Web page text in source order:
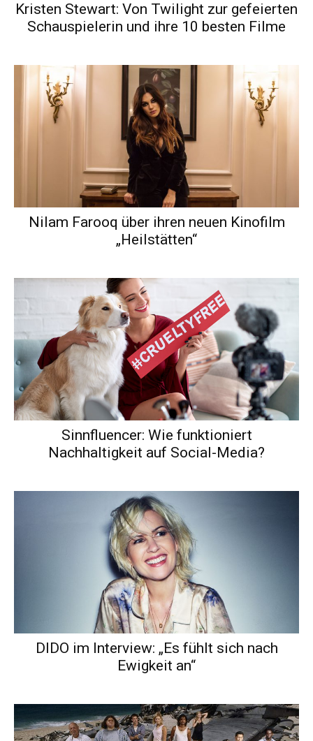
Kristen Stewart: Von Twilight zur gefeierten
Schauspielerin und ihre 10 besten Filme
Nilam Farooq über ihren neuen Kinofilm
„Heilstätten“
Sinnfluencer: Wie funktioniert
Nachhaltigkeit auf Social-Media?
DIDO im Interview: „Es fühlt sich nach
Ewigkeit an“